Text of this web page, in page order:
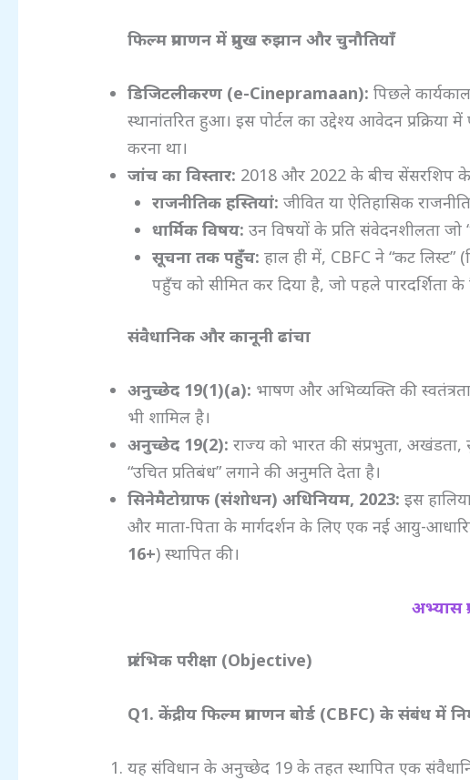
फिल्म प्रमाणन में प्रमुख रुझान और चुनौतियाँ
डिजिटलीकरण (e-Cinepramaan): पिछले कार्यकाल
स्थानांतरित हुआ। इस पोर्टल का उद्देश्य आवेदन प्रक्रिया
करना था।
जांच का विस्तार: 2018 और 2022 के बीच सेंसरशिप के
राजनीतिक हस्तियां: जीवित या ऐतिहासिक
धार्मिक विषय: उन विषयों के प्रति संवेदनशीलता
सूचना तक पहुँच: हाल ही में, CBFC ने “कट लिस्ट”
पहुँच को सीमित कर दिया है, जो पहले पारदर्शिता के
संवैधानिक और कानूनी ढांचा
अनुच्छेद 19(1)(a): भाषण और अभिव्यक्ति की
भी शामिल है।
अनुच्छेद 19(2): राज्य को भारत की संप्रभुता, अखंडता,
“उचित प्रतिबंध” लगाने की अनुमति देता है।
सिनेमैटोग्राफ (संशोधन) अधिनियम, 2023: इस
और माता-पिता के मार्गदर्शन के लिए एक नई आयु-
16+) स्थापित की।
अभ्यास
प्रारंभिक परीक्षा (Objective)
Q1.केंद्रीय फिल्म प्रमाणन बोर्ड (CBFC)के संबंध में
यह संविधान के अनुच्छेद 19 के तहत स्थापित एक